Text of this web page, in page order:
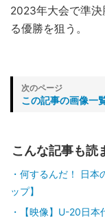
2023年大会で準
る優勝を狙う。
この記事の画像一
こんな記事も読
何するんだ！ 日本
ップ】
【映像】U-20日本